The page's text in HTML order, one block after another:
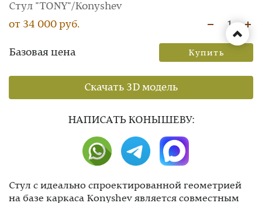
Стул "TONY"/Konyshev
от 34 000 руб.
1
Базовая цена Купить
Скачать 3D модель
НAПИСАТЬ КОНЫШЕВУ:
Стул с идеально спроектированной геометрией
на базе каркаса Konyshev является совместным